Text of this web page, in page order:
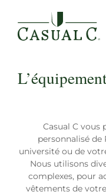
contenu
Casual C vous
personnalisé de
université ou de
Nous utilisons
complexes, pour
vêtements de